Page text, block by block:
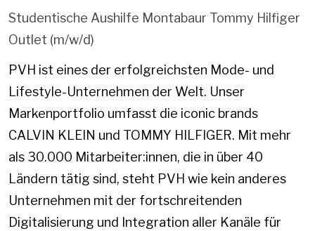
Studentische Aushilfe Montabaur Tommy Hilfiger
Outlet (m/w/d)
PVH ist eines der erfolgreichsten Mode- und
Lifestyle-Unternehmen der Welt. Unser
Markenportfolio umfasst die iconic brands
CALVIN KLEIN und TOMMY HILFIGER. Mit mehr
als 30.000 Mitarbeiter:innen, die in über 40
Ländern tätig sind, steht PVH wie kein anderes
Unternehmen mit der fortschreitenden
Digitalisierung und Integration aller Kanäle für